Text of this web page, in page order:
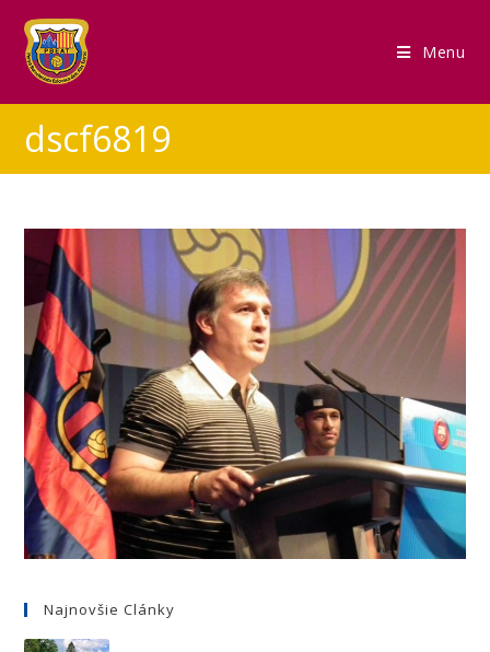
Menu
dscf6819
Najnovšie Clánky